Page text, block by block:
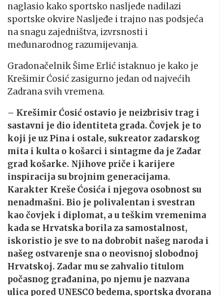
naglasio kako sportsko nasljeđe nadilazi
sportske okvire Nasljeđe i trajno nas podsjeća
na snagu zajedništva, izvrsnosti i
međunarodnog razumijevanja.
Gradonačelnik Šime Erlić istaknuo je kako je
Krešimir Ćosić zasigurno jedan od najvećih
Zadrana svih vremena.
– Krešimir Ćosić ostavio je neizbrisiv trag i
sastavni je dio identiteta grada. Čovjek je to
koji je uz Pina i ostale, sukreator zadarskog
mita i kulta o košarci i sintagme da je Zadar
grad košarke. Njihove priče i karijere
inspiracija su brojnim generacijama.
Karakter Kreše Ćosića i njegova osobnost su
nenadmašni. Bio je polivalentan i svestran
kao čovjek i diplomat, a u teškim vremenima
kada se Hrvatska borila za samostalnost,
iskoristio je sve to na dobrobit našeg naroda i
našeg ostvarenje sna o neovisnoj slobodnoj
Hrvatskoj. Zadar mu se zahvalio titulom
počasnog građanina, po njemu je nazvana
ulica pored UNESCO bedema, sportska dvorana